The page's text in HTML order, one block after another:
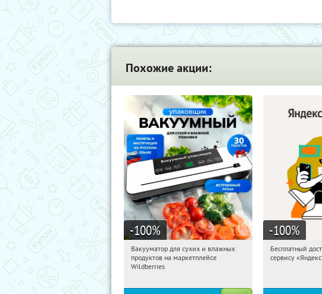
Похожие акции:
-100%
19:21:14 Получили:180
Россия
Вакууматор для сухих и влажных
продуктов на маркетплейсе
Wildberries
-100%
19:21:14
Бесплатный
сервису